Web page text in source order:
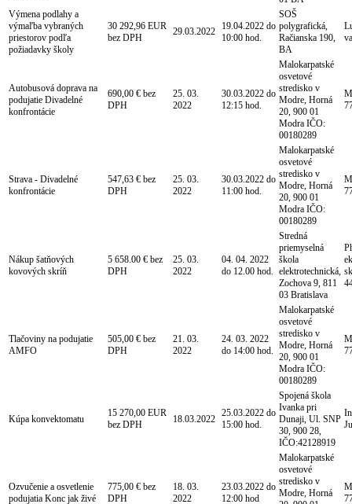
Výmena podlahy a
výmaľba vybraných
priestorov podľa
požiadavky školy
30 292,96 EUR
bez DPH
29.03.2022
19.04.2022 do
10:00 hod.
SOŠ
polygrafická,
Račianska 190,
BA
Autobusová doprava na
podujatie Divadelné
konfrontácie
690,00 € bez
DPH
25. 03.
2022
30.03.2022 do
12:15 hod.
Malokarpatské
osvetové
stredisko v
Modre, Horná
20, 900 01
Modra IČO:
00180289
Strava - Divadelné
konfrontácie
547,63 € bez
DPH
25. 03.
2022
30.03.2022 do
11:00 hod.
Malokarpatské
osvetové
stredisko v
Modre, Horná
20, 900 01
Modra IČO:
00180289
Nákup šatňových
kovových skríň
5 658.00 € bez
DPH
25. 03.
2022
04. 04. 2022
do 12.00 hod.
Stredná
priemyselná
škola
elektrotechnická,
Zochova 9, 811
03 Bratislava
Tlačoviny na podujatie
AMFO
505,00 € bez
DPH
21. 03.
2022
24. 03. 2022
do 14:00 hod.
Malokarpatské
osvetové
stredisko v
Modre, Horná
20, 900 01
Modra IČO:
00180289
Kúpa konvektomatu
15 270,00 EUR
bez DPH
18.03.2022
25.03.2022 do
15:00 hod.
Spojená škola
Ivanka pri
Dunaji, Ul. SNP
30, 900 28,
IČO:42128919
Ozvučenie a osvetlenie
podujatia Konc jak živé
775,00 € bez
DPH
18. 03.
2022
23.03.2022 do
12:00 hod
Malokarpatské
osvetové
stredisko v
Modre, Horná